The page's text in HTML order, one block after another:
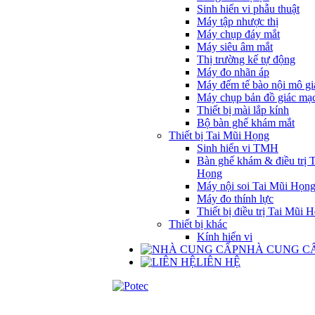
Sinh hiển vi phẫu thuật
Máy tập nhược thị
Máy chụp đáy mắt
Máy siêu âm mắt
Thị trường kế tự động
Máy đo nhãn áp
Máy đếm tế bào nội mô
Máy chụp bản đồ giác
Thiết bị mài lắp kính
Bộ bàn ghế khám mắt
Thiết bị Tai Mũi Họng
Sinh hiển vi TMH
Bàn ghế khám & điều trị
Họng
Máy nội soi Tai Mũi Họng
Máy đo thính lực
Thiết bị điều trị Tai Mũi
Thiết bị khác
Kính hiển vi
NHÀ CUNG
LIÊN HỆ